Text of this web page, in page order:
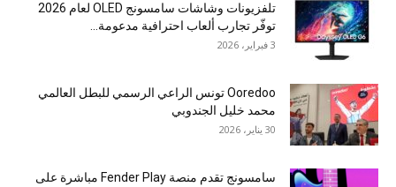
تلفزيونات وشاشات سامسونج OLED لعام 2026
توفّر تجارب ألعاب احترافية مدعومة...
3 فبراير، 2026
Ooredoo تونس الراعي الرسمي للبطل العالمي
محمد خليل الجندوبي
30 يناير، 2026
سامسونج تقدم منصة Fender Play مباشرة على